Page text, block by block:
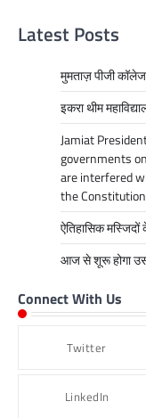
Latest Posts
मुमताज़ पीजी
इकरा थीम
Jamiat
governments
are interfered
the
ऐतिहासिक
आज से शूरू होगा
Connect With Us
Twitter
LinkedIn